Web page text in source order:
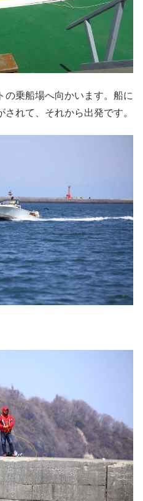
の乗船場へ向かいます。船に
れて、それから出発です。